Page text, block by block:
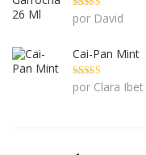
Valorado con
5 de 5
por David
Cai-Pan Mint
Valorado con
5 de 5
por Clara Ibet